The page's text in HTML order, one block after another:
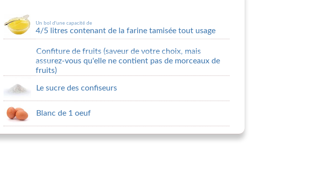
Un bol d'une capacité de
4/5 litres contenant de la farine tamisée tout usage
Confiture de fruits (saveur de votre choix, mais
assurez-vous qu'elle ne contient pas de morceaux de
fruits)
Le sucre des confiseurs
Blanc de 1 oeuf